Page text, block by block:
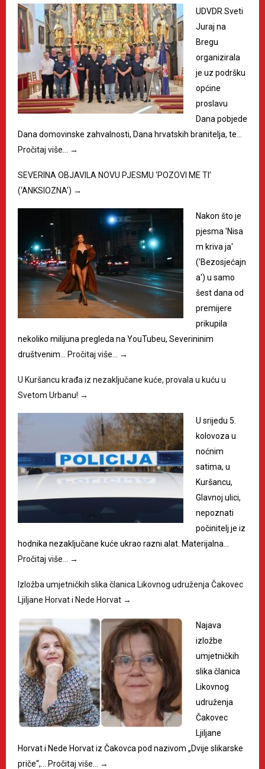
UDVDR Sveti
Juraj na
Bregu
organizirala
je uz podršku
općine
proslavu
Dana pobjede
Dana domovinske zahvalnosti, Dana hrvatskih branitelja, te…
Pročitaj više…
→
SEVERINA OBJAVILA NOVU PJESMU ‘POZOVI ME TI’
(‘ANKSIOZNA’) →
Nakon što je
pjesma 'Nisa
m kriva ja'
('Bezosjećajn
a') u samo
šest dana od
premijere
prikupila
nekoliko milijuna pregleda na YouTubeu, Severininim
društvenim…
Pročitaj više… →
U Kuršancu krađa iz nezaključane kuće, provala u kuću u
Svetom Urbanu! →
U srijedu 5.
kolovoza u
noćnim
satima, u
Kuršancu,
Glavnoj ulici,
nepoznati
počinitelj je iz
hodnika nezaključane kuće ukrao razni alat. Materijalna…
Pročitaj više…
→
Izložba umjetničkih slika članica Likovnog udruženja Čakovec
Ljiljane Horvat i Nede Horvat →
Najava
izložbe
umjetničkih
slika članica
Likovnog
udruženja
Čakovec
Ljiljane
Horvat i Nede Horvat iz Čakovca pod nazivom „Dvije slikarske
priče“,…
Pročitaj više… →